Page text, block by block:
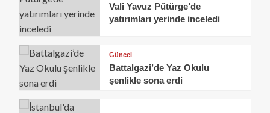
Vali Yavuz Pütürge’de
yatırımları yerinde inceledi
Güncel
Battalgazi’de Yaz Okulu
şenlikle sona erdi